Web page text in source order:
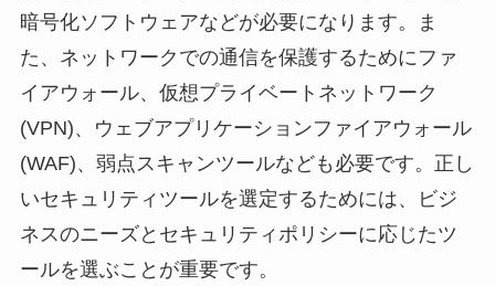
暗号化ソフトウェアなどが必要になります。ま
た、ネットワークでの通信を保護するためにファ
イアウォール、仮想プライベートネットワーク
(VPN)、ウェブアプリケーションファイアウォール
(WAF)、弱点スキャンツールなども必要です。正し
いセキュリティツールを選定するためには、ビジ
ネスのニーズとセキュリティポリシーに応じたツ
ールを選ぶことが重要です。